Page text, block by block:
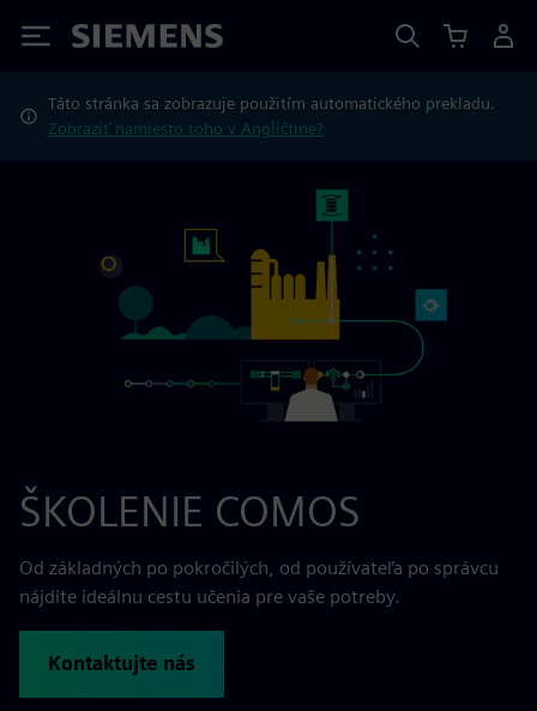
Siemens
Táto stránka sa zobrazuje použitím automatického prekladu.
Zobraziť namiesto toho v Angličtine?
ŠKOLENIE COMOS
Od základných po pokročilých, od používateľa po správcu
nájdite ideálnu cestu učenia pre vaše potreby.
Kontaktujte nás